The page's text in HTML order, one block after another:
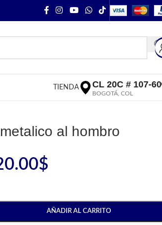
TIENDA CL 20C # 107-60
BOGOTÁ, COL
al hombro
$
AÑADIR AL CARRITO